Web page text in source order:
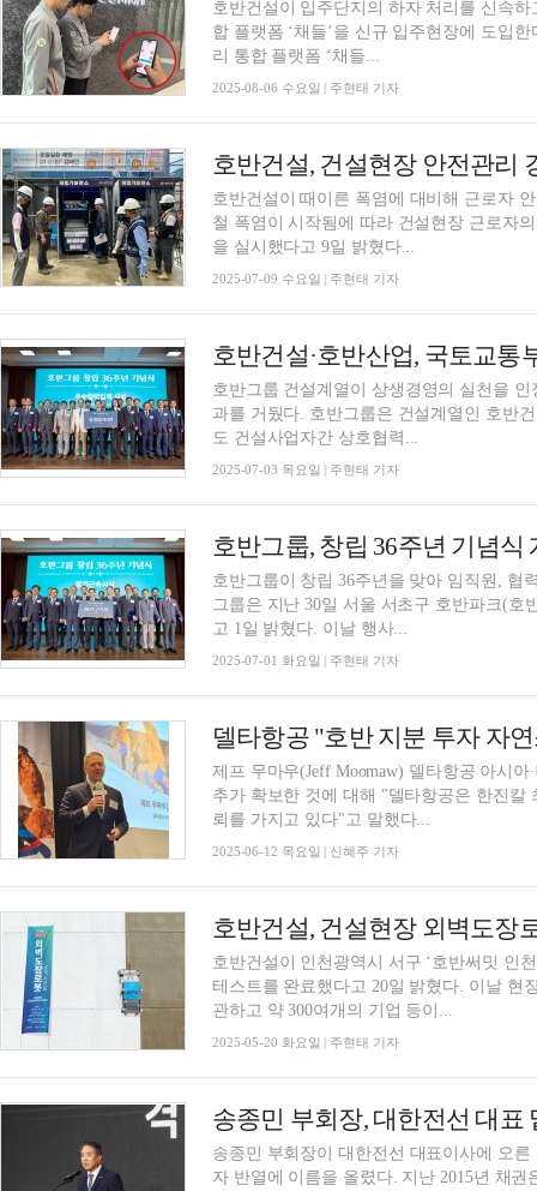
호반건설이 입주단지의 하자 처리를 신속
합 플랫폼 ‘채들’을 신규 입주현장에 도입한다고 6일 밝혔다. 이번
리 통합 플랫폼 ‘채들...
2025-08-06 수요일 | 주현태 기자
호반건설, 건설현장 안전관
호반건설이 때이른 폭염에 대비해 근로자 안전관리 강화에
철 폭염이 시작됨에 따라 건설현장 근로자
을 실시했다고 9일 밝혔다...
2025-07-09 수요일 | 주현태 기자
호반건설·호반산업, 국토교통
호반그룹 건설계열이 상생경영의 실천을
과를 거뒀다. 호반그룹은 건설계열인 호반건설과 호반산업이 국토교통부에서 실시한 ‘2025년
도 건설사업자간 상호협력...
2025-07-03 목요일 | 주현태 기자
호반그룹이 창립 36주년을 맞아 임직원, 협력
그룹은 지난 30일 서울 서초구 호반파크(호
고 1일 밝혔다. 이날 행사...
2025-07-01 화요일 | 주현태 기자
델타항공 "호반 지분 투자 자
제프 무마우(Jeff Moomaw) 델타항공 아시
추가 확보한 것에 대해 "델타항공은 한진칼
뢰를 가지고 있다"고 말했다...
2025-06-12 목요일 | 신혜주 기자
호반건설, 건설현장 외벽도장
호반건설이 인천광역시 서구 ‘호반써밋 인
테스트를 완료했다고 20일 밝혔다. 이날 현
관하고 약 300여개의 기업 등이...
2025-05-20 화요일 | 주현태 기자
송종민 부회장, 대한전선 대표
송종민 부회장이 대한전선 대표이사에 오
자 반열에 이름을 올렸다. 지난 2015년 채